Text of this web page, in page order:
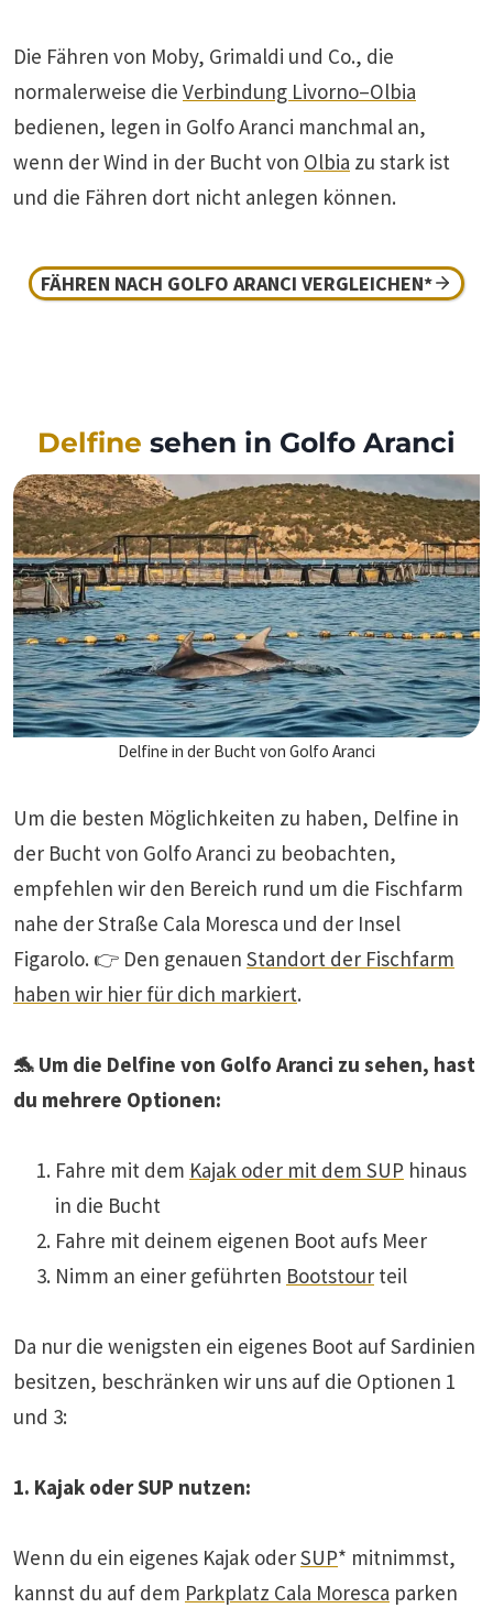
Die Fähren von Moby, Grimaldi und Co., die
normalerweise die Verbindung Livorno–Olbia
bedienen, legen in Golfo Aranci manchmal an,
wenn der Wind in der Bucht von Olbia zu stark ist
und die Fähren dort nicht anlegen können.
FÄHREN NACH GOLFO ARANCI VERGLEICHEN*
Delfine sehen in Golfo Aranci
Delfine in der Bucht von Golfo Aranci
Um die besten Möglichkeiten zu haben, Delfine in
der Bucht von Golfo Aranci zu beobachten,
empfehlen wir den Bereich rund um die Fischfarm
nahe der Straße Cala Moresca und der Insel
Figarolo. 👉 Den genauen Standort der Fischfarm
haben wir hier für dich markiert.
🐬 Um die Delfine von Golfo Aranci zu sehen, hast
du mehrere Optionen:
Fahre mit dem Kajak oder mit dem SUP hinaus
in die Bucht
Fahre mit deinem eigenen Boot aufs Meer
Nimm an einer geführten Bootstour teil
Da nur die wenigsten ein eigenes Boot auf Sardinien
besitzen, beschränken wir uns auf die Optionen 1
und 3:
1. Kajak oder SUP nutzen:
Wenn du ein eigenes Kajak oderSUP* mitnimmst,
kannst du auf dem Parkplatz Cala Moresca parken